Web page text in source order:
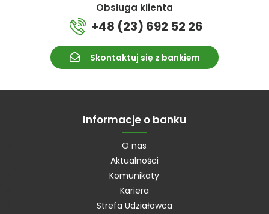
Obsługa klienta
+48 (23) 692 52 26
Skontaktuj się z bankiem
Informacje o banku
O nas
Aktualności
Komunikaty
Kariera
Strefa Udziałowca